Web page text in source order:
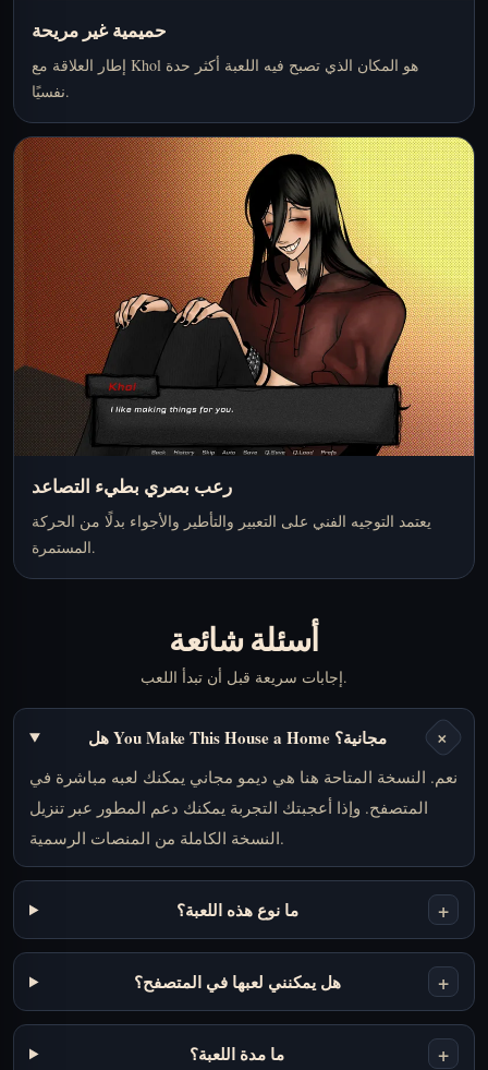
حميمية غير مريحة
إطار العلاقة مع Khol هو المكان الذي تصبح فيه اللعبة أكثر حدة
نفسيًا.
رعب بصري بطيء التصاعد
يعتمد التوجيه الفني على التعبير والتأطير والأجواء بدلًا من الحركة
المستمرة.
أسئلة شائعة
إجابات سريعة قبل أن تبدأ اللعب.
هل You Make This House a Home مجانية؟ +
نعم. النسخة المتاحة هنا هي ديمو مجاني يمكنك لعبه مباشرة في
المتصفح. وإذا أعجبتك التجربة يمكنك دعم المطور عبر تنزيل
النسخة الكاملة من المنصات الرسمية.
ما نوع هذه اللعبة؟ +
هل يمكنني لعبها في المتصفح؟ +
ما مدة اللعبة؟ +